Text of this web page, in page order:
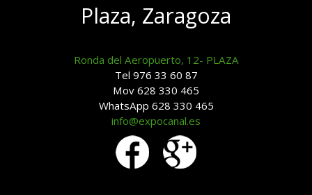
Plaza, Zaragoza
Ronda del Aeropuerto, 12- PLAZA
Tel 976 33 60 87
Mov 628 330 465
WhatsApp 628 330 465
info@expocanal.es